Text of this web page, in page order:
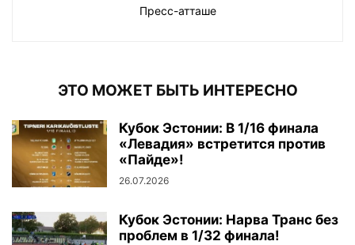
Пресс-атташе
ЭТО МОЖЕТ БЫТЬ ИНТЕРЕСНО
Кубок Эстонии: В 1/16 финала
«Левадия» встретится против
«Пайде»!
26.07.2026
Кубок Эстонии: Нарва Транс без
проблем в 1/32 финала!